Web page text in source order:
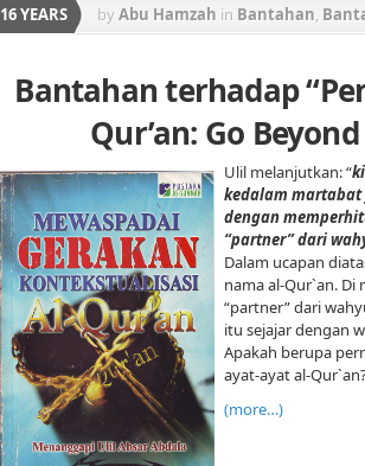
16 YEARS byAbu Hamzah in Bantahan,
Bantahan terhadap
Qur’an: Go
Ulil melanjutkan: “
kedalam martabat
dengan
“partner” dari
Dalam ucapan
nama al-Qur`an. Di
“partner” dari
itu sejajar dengan
Apakah berupa
ayat-ayat al-
(more…)